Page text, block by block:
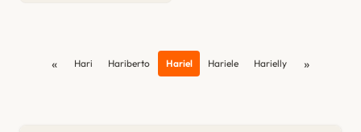
« Hari Hariberto Hariel Hariele Harielly »